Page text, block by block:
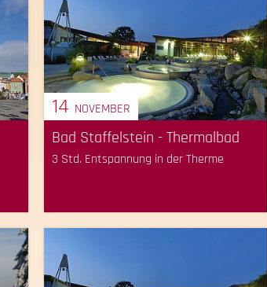
14 NOVEMBER
Bad Staffelstein - Thermalbad
3 Std. Entspannung in der Therme